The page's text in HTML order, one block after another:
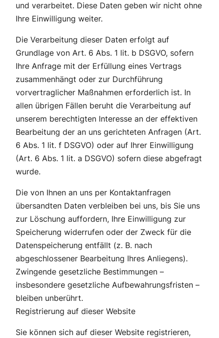
und verarbeitet. Diese Daten geben wir nicht ohne
Ihre Einwilligung weiter.
Die Verarbeitung dieser Daten erfolgt auf
Grundlage von Art. 6 Abs. 1 lit. b DSGVO, sofern
Ihre Anfrage mit der Erfüllung eines Vertrags
zusammenhängt oder zur Durchführung
vorvertraglicher Maßnahmen erforderlich ist. In
allen übrigen Fällen beruht die Verarbeitung auf
unserem berechtigten Interesse an der effektiven
Bearbeitung der an uns gerichteten Anfragen (Art.
6 Abs. 1 lit. f DSGVO) oder auf Ihrer Einwilligung
(Art. 6 Abs. 1 lit. a DSGVO) sofern diese abgefragt
wurde.
Die von Ihnen an uns per Kontaktanfragen
übersandten Daten verbleiben bei uns, bis Sie uns
zur Löschung auffordern, Ihre Einwilligung zur
Speicherung widerrufen oder der Zweck für die
Datenspeicherung entfällt (z. B. nach
abgeschlossener Bearbeitung Ihres Anliegens).
Zwingende gesetzliche Bestimmungen –
insbesondere gesetzliche Aufbewahrungsfristen –
bleiben unberührt.
Registrierung auf dieser Website
Sie können sich auf dieser Website registrieren,